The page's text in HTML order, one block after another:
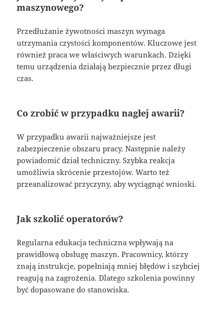
maszynowego?
Przedłużanie żywotności maszyn wymaga
utrzymania czystości komponentów. Kluczowe jest
również praca we właściwych warunkach. Dzięki
temu urządzenia działają bezpiecznie przez długi
czas.
Co zrobić w przypadku nagłej awarii?
W przypadku awarii najważniejsze jest
zabezpieczenie obszaru pracy. Następnie należy
powiadomić dział techniczny. Szybka reakcja
umożliwia skrócenie przestojów. Warto też
przeanalizować przyczyny, aby wyciągnąć wnioski.
Jak szkolić operatorów?
Regularna edukacja techniczna wpływają na
prawidłową obsługę maszyn. Pracownicy, którzy
znają instrukcje, popełniają mniej błędów i szybciej
reagują na zagrożenia. Dlatego szkolenia powinny
być dopasowane do stanowiska.